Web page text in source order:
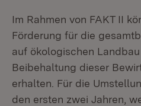
Im Rahmen von FAKT II
Förderung für die
auf ökologischen
Beibehaltung dieser
erhalten. Für die
den ersten zwei Jahren,